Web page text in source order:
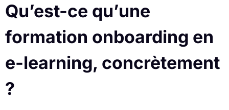
Qu’est-ce qu’une
formation onboarding en
e-learning, concrètement
?